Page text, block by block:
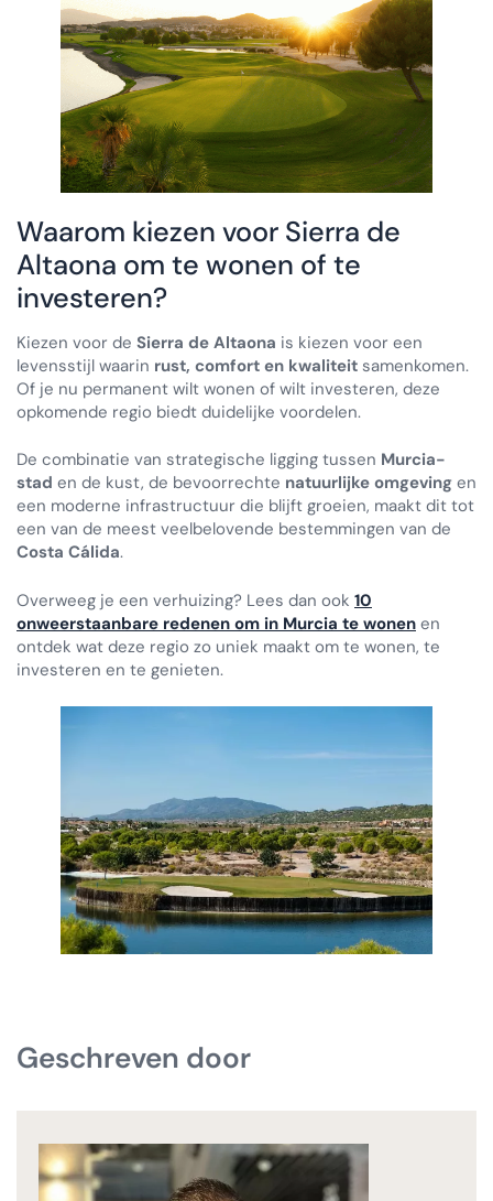
Waarom kiezen voor Sierra de
Altaona om te wonen of te
investeren?
Kiezen voor de Sierra de Altaona is kiezen voor een
levensstijl waarin rust, comfort en kwaliteit samenkomen.
Of je nu permanent wilt wonen of wilt investeren, deze
opkomende regio biedt duidelijke voordelen.
De combinatie van strategische ligging tussen Murcia-
stad en de kust, de bevoorrechte natuurlijke omgeving en
een moderne infrastructuur die blijft groeien, maakt dit tot
een van de meest veelbelovende bestemmingen van de
Costa Cálida.
Overweeg je een verhuizing? Lees dan ook 10
onweerstaanbare redenen om in Murcia te wonen en
ontdek wat deze regio zo uniek maakt om te wonen, te
investeren en te genieten.
Geschreven door